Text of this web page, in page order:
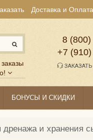
Доставка и Оплата
8 (800)
+7 (910)
БОНУСЫ И СКИДКИ
дренажа и хранения